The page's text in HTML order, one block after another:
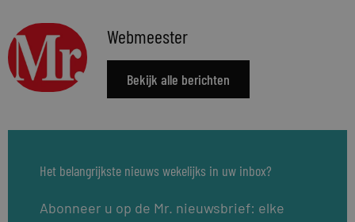
Webmeester
Bekijk alle berichten
Het belangrijkste nieuws wekelijks in uw inbox?
Abonneer u op de Mr. nieuwsbrief: elke